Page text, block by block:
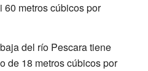
metros cúbicos por
del río Pescara tiene
de 18 metros cúbicos por